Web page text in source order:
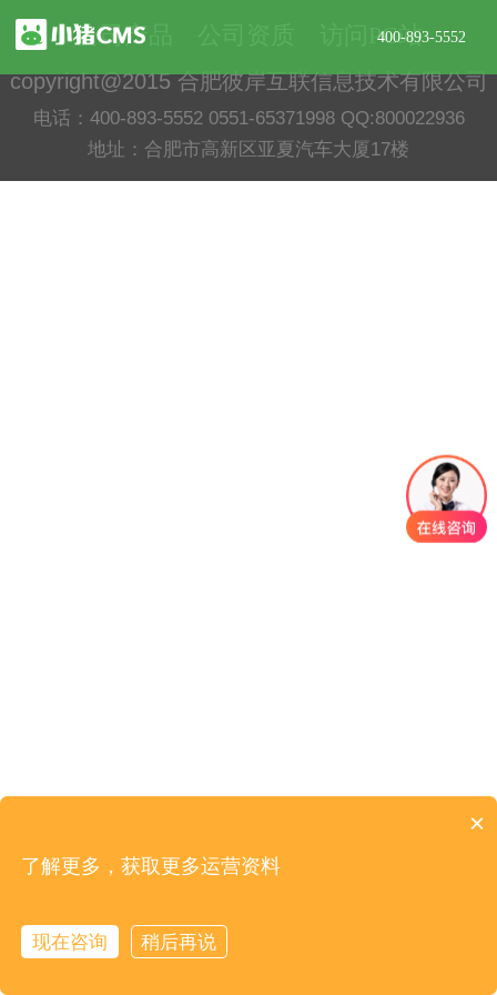
400-893-5552
公司产品 访问PC站
copyright@2015 合肥彼岸互联信息技术有限公司
电话：400-893-5552 0551-65371998 QQ:800022936
地址：合肥市高新区亚夏汽车大厦17楼
×
了解更多，获取更多运营资料
现在咨询 稍后再说